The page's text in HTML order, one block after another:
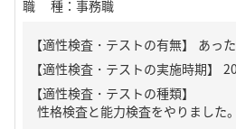
職種 ： 事務職
【適性検査・テストの有無】 あった
【適性検査・テストの種類】
性格検査と能力検査をやりました。